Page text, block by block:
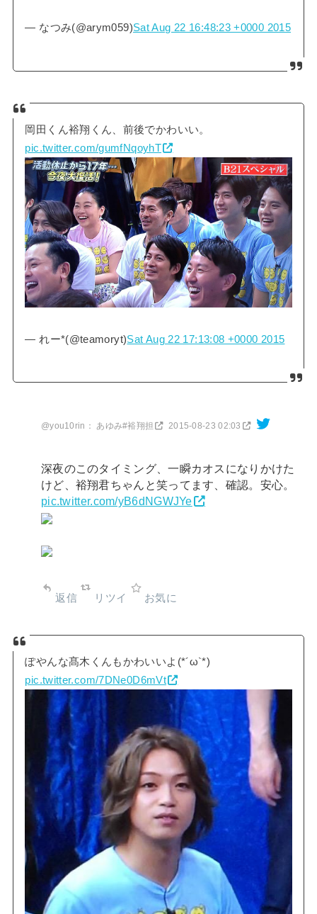
— なつみ(@arym059)Sat Aug 22 16:48:23 +0000 2015
岡田くん裕翔くん、前後でかわいい。
pic.twitter.com/gumfNqoyhT
— れー*(@teamoryt)Sat Aug 22 17:13:08 +0000 2015
@you10rin： あゆみ#裕翔担 2015-08-23 02:03
深夜のこのタイミング、一瞬カオスになりかけた
けど、裕翔君ちゃんと笑ってます、確認。安心。
pic.twitter.com/yB6dNGWJYe
返信 リツイ お気に
ぽやんな髙木くんもかわいいよ(*´ω`*)
pic.twitter.com/7DNe0D6mVt